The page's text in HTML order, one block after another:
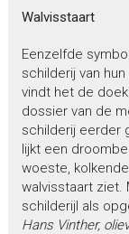
Walvisstaart
Eenzelfde
schilderij van
vindt het de
dossier van de
schilderij eerder
lijkt een
woeste,
walvisstaart ziet.
schilderijl als
Hans Vinther,